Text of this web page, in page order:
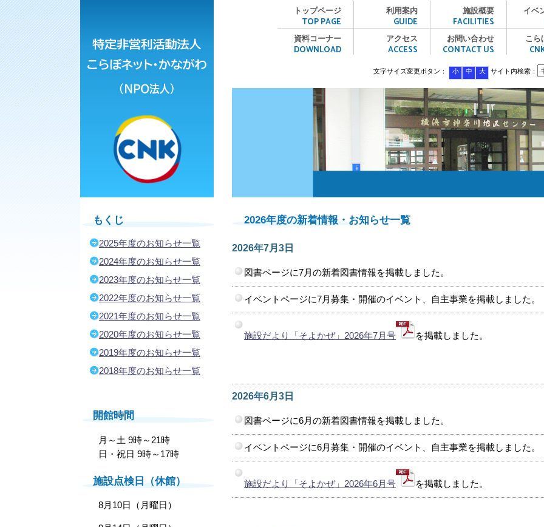
文字サイズ変更ボタン： 小 中 大 サイト内検索：
2026年度の新着情報・お知らせ一覧
2026年7月3日
図書ページに7月の新着図書情報を掲載しました。
イベントページに7月募集・開催のイベント、自主事業を掲載しました。
施設だより「そよかぜ」2026年7月号 を掲載しました。
2026年6月3日
図書ページに6月の新着図書情報を掲載しました。
イベントページに6月募集・開催のイベント、自主事業を掲載しました。
施設だより「そよかぜ」2026年6月号 を掲載しました。
トップページ
TOP PAGE
利用案内
GUIDE
施設概要
FACILITIES
イベ
資料コーナー
DOWNLOAD
アクセス
ACCESS
お問い合わせ
CONTACT US
こら
もくじ
2025年度のお知らせ一覧
2024年度のお知らせ一覧
2023年度のお知らせ一覧
2022年度のお知らせ一覧
2021年度のお知らせ一覧
2020年度のお知らせ一覧
2019年度のお知らせ一覧
2018年度のお知らせ一覧
開館時間
月～土 9時～21時
日・祝日 9時～17時
施設点検日（休館）
8月10日（月曜日）